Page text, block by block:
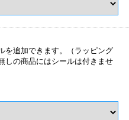
を追加できます。（ラッピング
しの商品にはシールは付きませ